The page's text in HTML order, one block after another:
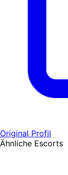
Original Profil
Ähnliche Escorts